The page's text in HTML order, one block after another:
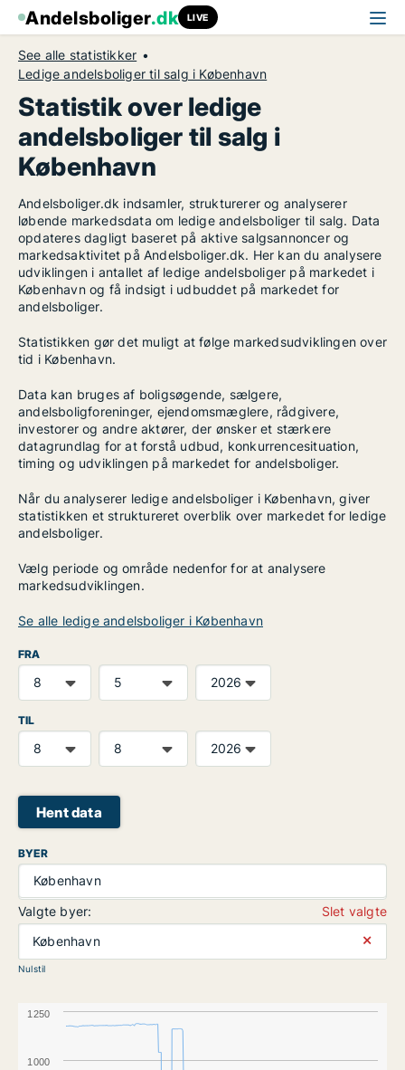
Andelsboliger.dk LIVE
See alle statistikker
Ledige andelsboliger til salg i København
Statistik over ledige
andelsboliger til salg i
København
Andelsboliger.dk indsamler, strukturerer og analyserer
løbende markedsdata om ledige andelsboliger til salg. Data
opdateres dagligt baseret på aktive salgsannoncer og
markedsaktivitet på Andelsboliger.dk. Her kan du analysere
udviklingen i antallet af ledige andelsboliger på markedet i
København og få indsigt i udbuddet på markedet for
andelsboliger.
Statistikken gør det muligt at følge markedsudviklingen over
tid i København.
Data kan bruges af boligsøgende, sælgere,
andelsboligforeninger, ejendomsmæglere, rådgivere,
investorer og andre aktører, der ønsker et stærkere
datagrundlag for at forstå udbud, konkurrencesituation,
timing og udviklingen på markedet for andelsboliger.
Når du analyserer ledige andelsboliger i København, giver
statistikken et struktureret overblik over markedet for ledige
andelsboliger.
Vælg periode og område nedenfor for at analysere
markedsudviklingen.
Se alle ledige andelsboliger i København
FRA
TIL
Hent data
BYER
København
Valgte byer:
Slet valgte
København
⨯
Nulstil
1000
1250